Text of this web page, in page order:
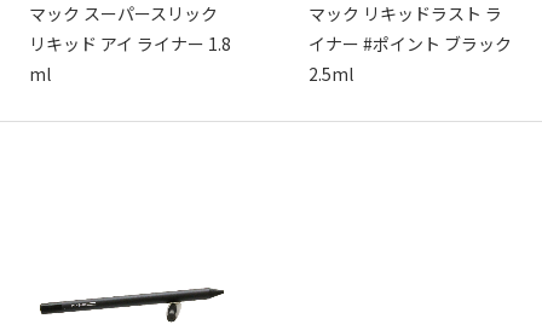
マック スーパースリック
リキッド アイ ライナー 1.8
ml
マック リキッドラスト ラ
イナー #ポイント ブラック
2.5ml